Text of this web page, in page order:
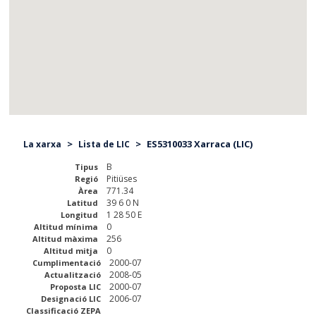
La xarxa > Lista de LIC > ES5310033 Xarraca (LIC)
Tipus B
Regió Pitiüses
Àrea 771.34
Latitud 39 6 0 N
Longitud 1 28 50 E
Altitud mínima 0
Altitud màxima 256
Altitud mitja 0
Cumplimentació 2000-07
Actualització 2008-05
Proposta LIC 2000-07
Designació LIC 2006-07
Classificació ZEPA